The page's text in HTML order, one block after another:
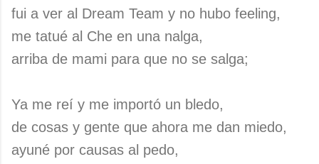
fui a ver al Dream Team y no hubo feeling,
me tatué al Che en una nalga,
arriba de mami para que no se salga;
Ya me reí y me importó un bledo,
de cosas y gente que ahora me dan miedo,
ayuné por causas al pedo,